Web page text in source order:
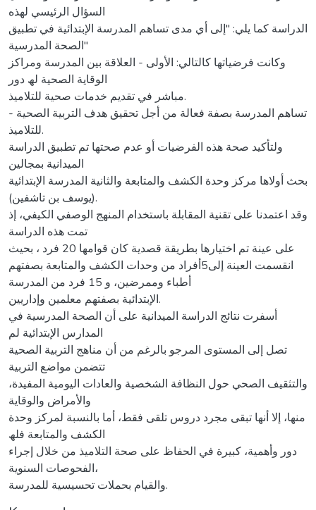
السؤال الرئیسي لھذه
الدراسة كما یلي: ''إلى أي مدى تساھم المدرسة الإبتدائیة في تطبیق
الصحة المدرسیة''
وكانت فرضیاتھا كالتالي: الأولى - العلاقة بین المدرسة ومراكز
الوقایة الصحیة لھ دور
مباشر في تقدیم خدمات صحیة للتلامیذ.
- تساھم المدرسة بصفة فعالة من أجل تحقیق ھدف التربیة الصحیة
للتلامیذ.
ولتأكید صحة ھذه الفرضیات أو عدم صحتھا تم تطبیق الدراسة
المیدانیة بمجالین
بحث أولاھا مركز وحدة الكشف والمتابعة والثانیة المدرسة الإبتدائیة
(یوسف بن تاشفین).
وقد اعتمدنا على تقنیة المقابلة باستخدام المنھج الوصفي الكیفي، إذ
تمت ھذه الدراسة
على عینة تم اختیارھا بطریقة قصدیة كان قوامھا 20 فرد ، بحیث
انقسمت العینة إلى5أفراد من وحدات الكشف والمتابعة بصفتھم
أطباء وممرضین، و 15 فرد من المدرسة
الإبتدائیة بصفتھم معلمین وإداریین.
أسفرت نتائج الدراسة المیدانیة على أن الصحة المدرسیة في
المدارس الإبتدائیة لم
تصل إلى المستوى المرجو بالرغم من أن مناھج التربیة الصحیة
تتضمن مواضع التربیة
والتثقیف الصحي حول النظافة الشخصیة والعادات الیومیة المفیدة،
والأمراض والوقایة
منھا، إلا أنھا تبقى مجرد دروس تلقى فقط، أما بالنسبة لمركز وحدة
الكشف والمتابعة فلھ
دور وأھمیة، كبیرة في الحفاظ على صحة التلامیذ من خلال إجراء
الفحوصات السنویة،
والقیام بحملات تحسیسیة للمدرسة.